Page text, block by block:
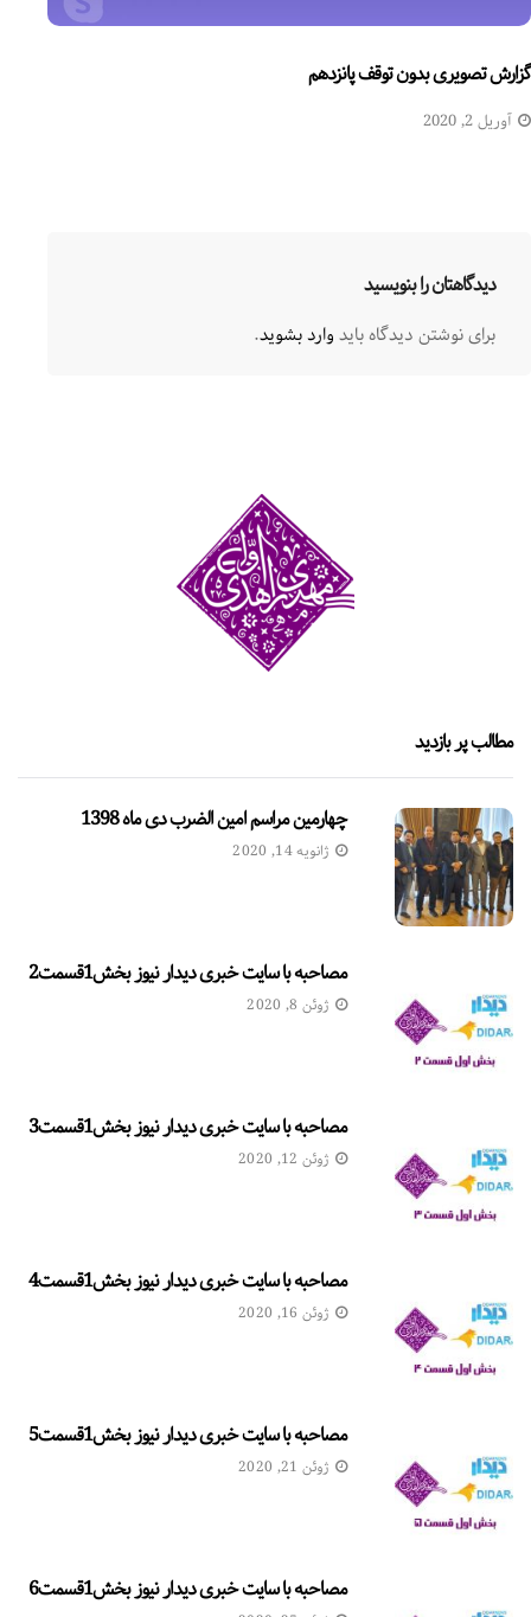
گزارش تصویری بدون توقف پانزدهم
آوریل 2, 2020
دیدگاهتان را بنویسید
برای نوشتن دیدگاه بایدوارد بشوید.
مطالب پر بازدید
چهارمین مراسم امین الضرب دی ماه 1398
ژانویه 14, 2020
مصاحبه با سایت خبری دیدار نیوز بخش1قسمت2
ژوئن 8, 2020
مصاحبه با سایت خبری دیدار نیوز بخش1قسمت3
ژوئن 12, 2020
مصاحبه با سایت خبری دیدار نیوز بخش1قسمت4
ژوئن 16, 2020
مصاحبه با سایت خبری دیدار نیوز بخش1قسمت5
ژوئن 21, 2020
مصاحبه با سایت خبری دیدار نیوز بخش1قسمت6